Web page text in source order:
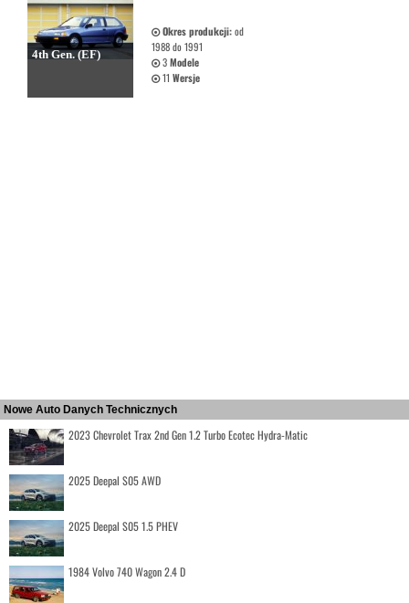
4th Gen. (EF)
Okres produkcji:od
1988 do 1991
3Modele
11 Wersje
Nowe Auto Danych Technicznych
2023 Chevrolet Trax 2nd Gen 1.2 Turbo Ecotec Hydra-Matic
2025 Deepal S05 AWD
2025 Deepal S05 1.5 PHEV
1984 Volvo 740 Wagon 2.4 D